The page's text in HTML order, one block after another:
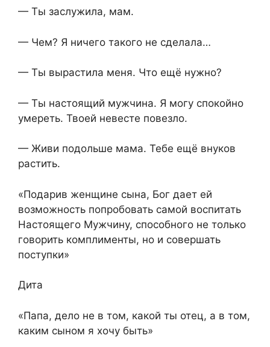
— Ты заслужила, мам.
— Чем? Я ничего такого не сделала…
— Ты вырастила меня. Что ещё нужно?
— Ты настоящий мужчина. Я могу спокойно
умереть. Твоей невесте повезло.
— Живи подольше мама. Тебе ещё внуков
растить.
«Подарив женщине сына, Бог дает ей
возможность попробовать самой воспитать
Настоящего Мужчину, способного не только
говорить комплименты, но и совершать
поступки»
Дита
«Папа, дело не в том, какой ты отец, а в том,
каким сыном я хочу быть»